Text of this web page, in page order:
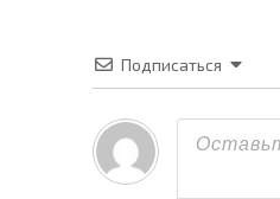
Подписаться